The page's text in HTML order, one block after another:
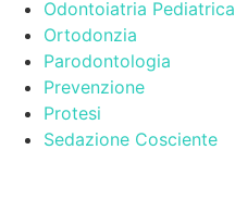
Odontoiatria Pediatrica
Ortodonzia
Parodontologia
Prevenzione
Protesi
Sedazione Cosciente